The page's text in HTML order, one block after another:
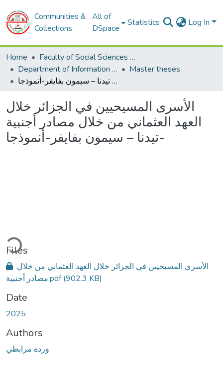
Communities &
Collections
All of
DSpace
Statistics Log In
Home
Faculty of Social Sciences and Humanities
Department of Information and Communication Sciences
Master theses
الأسرى المسيحيين في الجزائر خلال العهد العثماني من خلال مصادر أجنبية تيدنا – سيمون بفايفر-أنموذجا-
الأسرى المسيحيين في الجزائر خلال
العهد العثماني من خلال مصادر أجنبية
تيدنا – سيمون بفايفر-أنموذجا-
Loading...
Files
مصادر أجنبية.pdf(902.3 KB)
Date
2025
Authors
وردة مرابطي